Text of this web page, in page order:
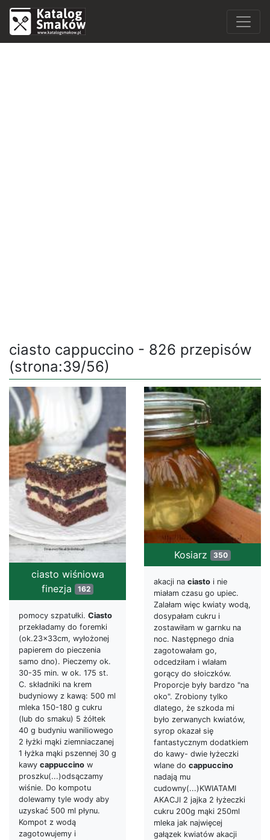
ciasto cappuccino - 826 przepisów
(strona:39/56)
ciasto wiśniowa
finezja
162
pomocy szpatułki. Ciasto
przekładamy do foremki
(ok.23x33cm, wyłożonej
papierem do pieczenia
samo dno). Pieczemy ok.
30-35 min. w ok. 175 st.
C. składniki na krem
budyniowy z kawą: 500 ml
mleka 150-180 g cukru
(lub do smaku) 5 żółtek
40 g budyniu waniliowego
2 łyżki mąki ziemniaczanej
1 łyżka mąki pszennej 30 g
kawy cappuccino w
proszku(...)odsączamy
wiśnie. Do kompotu
dolewamy tyle wody aby
uzyskać 500 ml płynu.
Kompot z wodą
zagotowujemy i
Kosiarz 350
akacji na ciasto i nie
miałam czasu go upiec.
Zalałam więc kwiaty wodą,
dosypałam cukru i
zostawiłam w garnku na
noc. Następnego dnia
zagotowałam go,
odcedziłam i wlałam
gorący do słoiczków.
Proporcje były bardzo "na
oko". Zrobiony tylko
dlatego, że szkoda mi
było zerwanych kwiatów,
syrop okazał się
fantastycznym dodatkiem
do kawy- dwie łyżeczki
wlane do cappuccino
nadają mu
cudowny(...)KWIATAMI
AKACJI 2 jajka 2 łyżeczki
cukru 200g mąki 250ml
mleka jak najwięcej
gałązek kwiatów akacji